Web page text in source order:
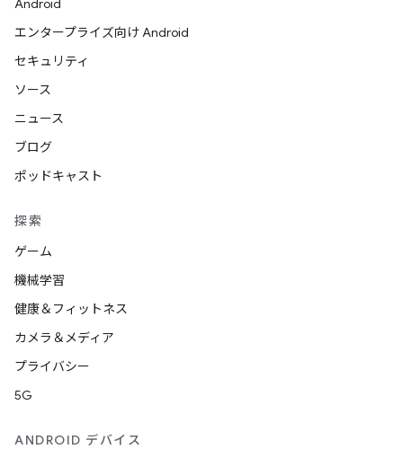
Android
エンタープライズ向け Android
セキュリティ
ソース
ニュース
ブログ
ポッドキャスト
探索
ゲーム
機械学習
健康＆フィットネス
カメラ＆メディア
プライバシー
5G
ANDROID デバイス